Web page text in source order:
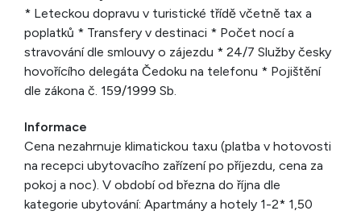
* Leteckou dopravu v turistické třídě včetně tax a
poplatků * Transfery v destinaci * Počet nocí a
stravování dle smlouvy o zájezdu * 24/7 Služby česky
hovořícího delegáta Čedoku na telefonu * Pojištění
dle zákona č. 159/1999 Sb.
Informace
Cena nezahrnuje klimatickou taxu (platba v hotovosti
na recepci ubytovacího zařízení po příjezdu, cena za
pokoj a noc). V období od března do října dle
kategorie ubytování: Apartmány a hotely 1-2* 1,50